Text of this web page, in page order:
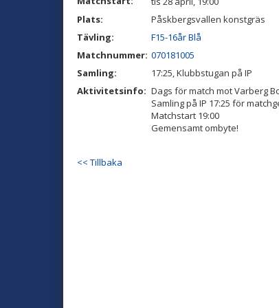
Plats:
Påskbergsvallen konstgräs
Tävling:
F15-16år Blå
Matchnummer: 070181005
Samling:
17:25, Klubbstugan på IP
Aktivitetsinfo: Dags för match mot Varberg
Samling på IP 17:25 för
Matchstart 19:00
Gemensamt ombyte!
<< Tillbaka